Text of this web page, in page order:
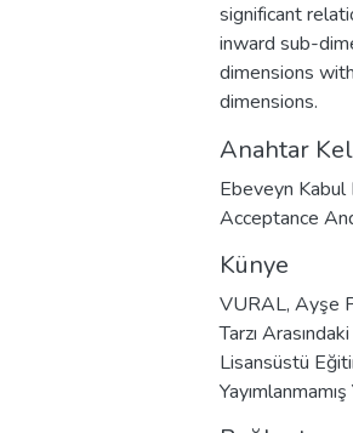
significant
inward sub-
dimensions
dimensions.
Anahtar
Ebeveyn Kabul
Acceptance
Künye
VURAL, Ayşe
Tarzı
Lisansüstü